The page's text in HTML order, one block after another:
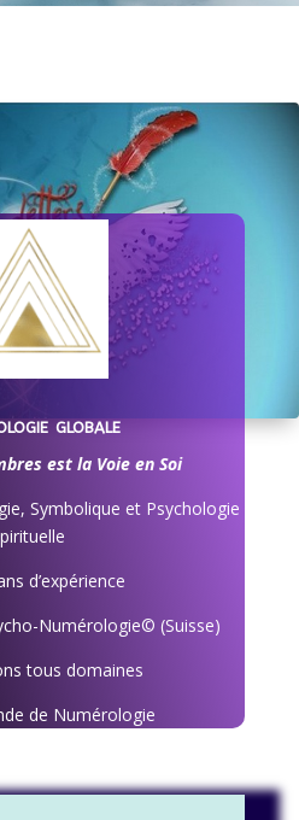
globale
est la Voie en Soi
Symbolique et Psychologie
d’expérience
Numérologie© (Suisse)
tous domaines
de Numérologie